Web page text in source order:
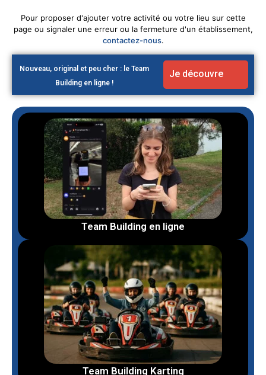
Pour proposer d'ajouter votre activité ou votre lieu sur cette
page ou signaler une erreur ou la fermeture d'un établissement,
contactez-nous.
Nouveau, original et peu cher : le Team
Building en ligne !
Je découvre
Team Building en ligne
Team Building Karting